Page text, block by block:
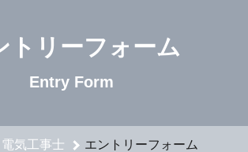
トリーフォーム
Entry Form
気工事士 エントリーフォーム